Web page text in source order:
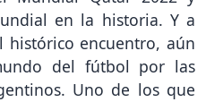
en la historia. Y a
histórico encuentro, aún
del fútbol por las
Uno de los que